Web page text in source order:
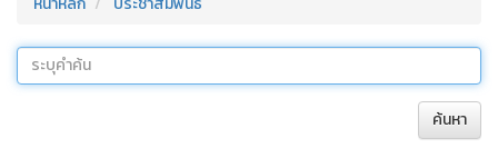
ค้นหา